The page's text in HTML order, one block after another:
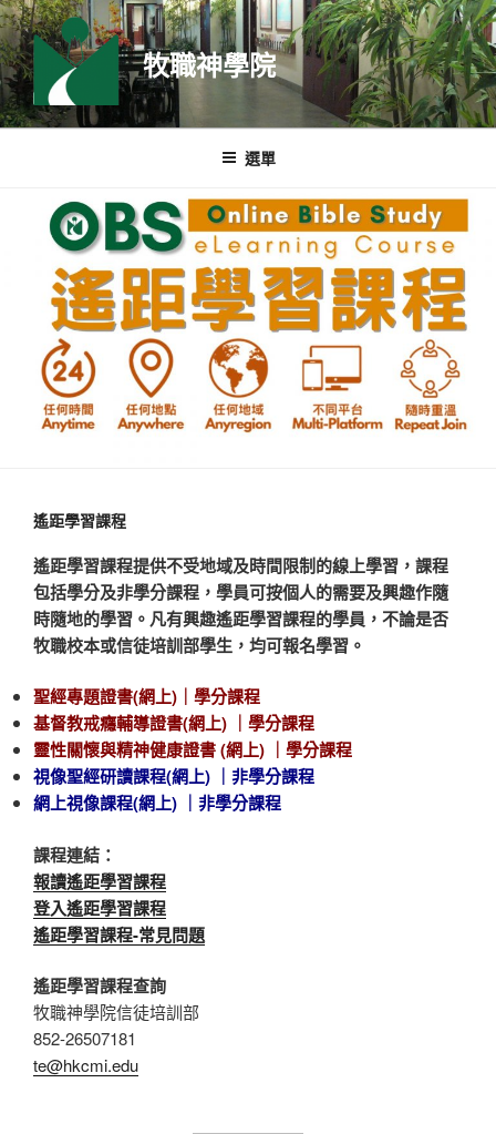
跳
至
主
要
內
牧職神學院
選單
遙距學習課程
遙距學習課程提供不受地域及時間限制的線上學習，課程
包括學分及非學分課程，學員可按個人的需要及興趣作隨
時隨地的學習。凡有興趣遙距學習課程的學員，不論是否
牧職校本或信徒培訓部學生，均可報名學習。
聖經專題證書(網上)｜學分課程
基督教戒癮輔導證書(網上) ｜學分課程
靈性關懷與精神健康證書 (網上) ｜學分課程
視像聖經研讀課程(網上) ｜非學分課程
網上視像課程(網上) ｜非學分課程
課程連結：
報讀遙距學習課程
登入遙距學習課程
遙距學習課程-常見問題
遙距學習課程查詢
牧職神學院信徒培訓部
852-26507181
te@hkcmi.edu